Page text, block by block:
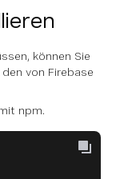
können Sie
von Firebase
npm.